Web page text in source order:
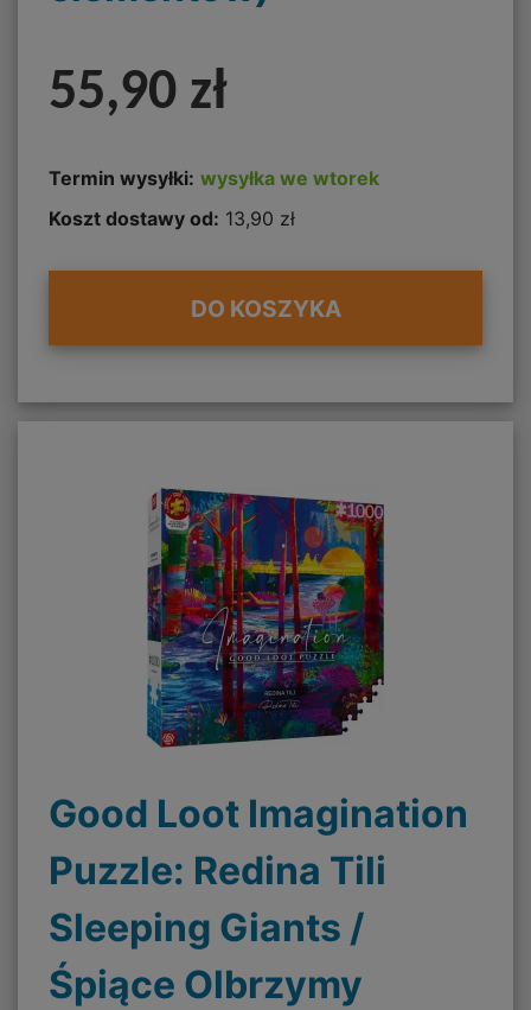
55,90 zł
Termin wysyłki: wysyłka we wtorek
Koszt dostawy od: 13,90 zł
DO KOSZYKA
Good Loot Imagination
Puzzle: Redina Tili
Sleeping Giants /
Śpiące Olbrzymy